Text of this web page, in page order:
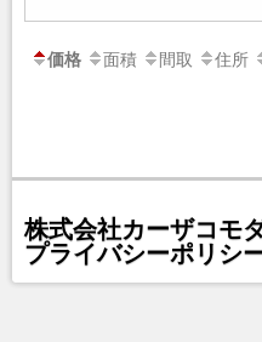
価格 面積 間取 住所
株式会社カーザコ
プライバシーポリシ